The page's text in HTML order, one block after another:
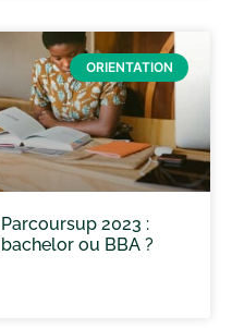
ORIENTATION
Parcoursup 2023 :
bachelor ou BBA ?